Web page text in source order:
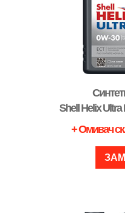
Shell Helix Ultra
+ Омивач